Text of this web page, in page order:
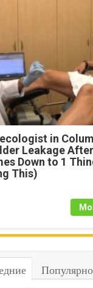
in
Leakage
Down to 1
This)